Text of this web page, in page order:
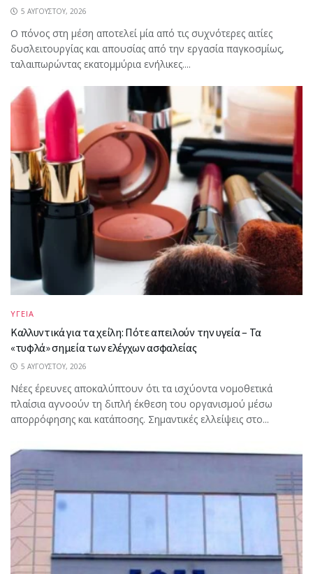
5 ΑΥΓΟΎΣΤΟΥ, 2026
Ο πόνος στη μέση αποτελεί μία από τις συχνότερες αιτίες
δυσλειτουργίας και απουσίας από την εργασία παγκοσμίως,
ταλαιπωρώντας εκατομμύρια ενήλικες....
ΥΓΕΙΑ
Καλλυντικά για τα χείλη: Πότε απειλούν την υγεία – Τα
«τυφλά» σημεία των ελέγχων ασφαλείας
5 ΑΥΓΟΎΣΤΟΥ, 2026
Νέες έρευνες αποκαλύπτουν ότι τα ισχύοντα νομοθετικά
πλαίσια αγνοούν τη διπλή έκθεση του οργανισμού μέσω
απορρόφησης και κατάποσης. Σημαντικές ελλείψεις στο...